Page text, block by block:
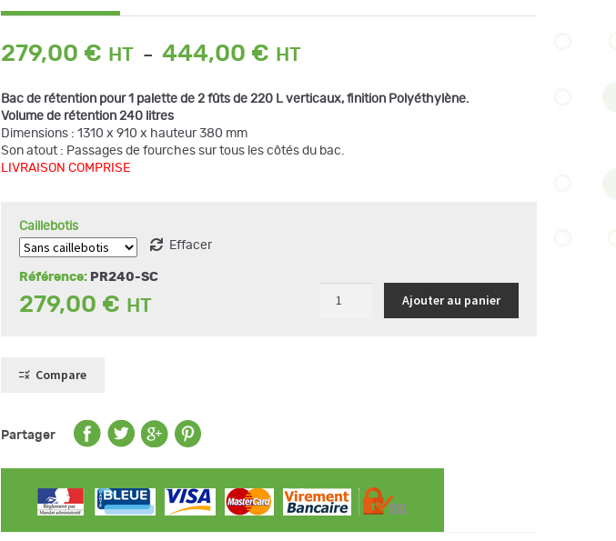
279,00 € – 444,00 €
Plage
279,00 €
Bac de rétention pour 1 palette de 2 fûts de 220 L verticaux, finition Polyéthylène.
Volume de rétention 240 litres
Dimensions : 1310 x 910 x hauteur 380 mm
Son atout : Passages de fourches sur tous les côtés du bac.
LIVRAISON COMPRISE
Caillebotis
Effacer
Référence: PR240-SC
279,00 €
quantité
220
Ajouter au panier
Compare
Partager